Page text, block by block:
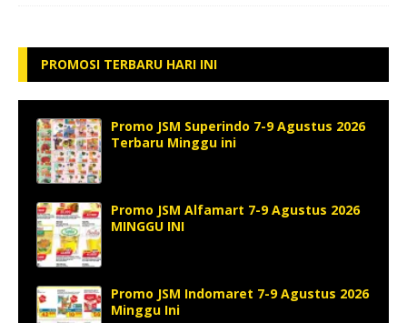
PROMOSI TERBARU HARI INI
Promo JSM Superindo 7-9 Agustus 2026
Terbaru Minggu ini
Promo JSM Alfamart 7-9 Agustus 2026
MINGGU INI
Promo JSM Indomaret 7-9 Agustus 2026
Minggu Ini